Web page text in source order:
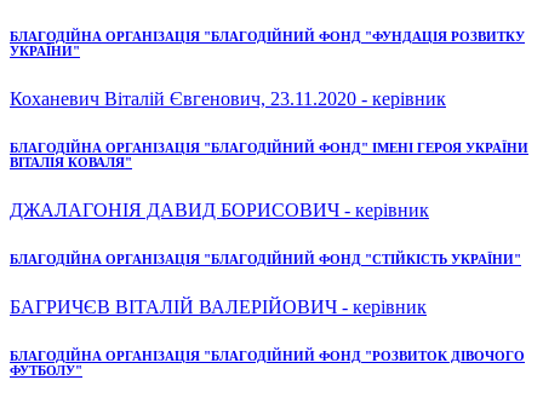
БЛАГОДІЙНА ОРГАНІЗАЦІЯ "БЛАГОДІЙНИЙ ФОНД "ФУНДАЦІЯ РОЗВИТКУ
УКРАЇНИ"
Коханевич Віталій Євгенович, 23.11.2020 - керівник
БЛАГОДІЙНА ОРГАНІЗАЦІЯ "БЛАГОДІЙНИЙ ФОНД" ІМЕНІ ГЕРОЯ УКРАЇНИ
ВІТАЛІЯ КОВАЛЯ"
ДЖАЛАГОНІЯ ДАВИД БОРИСОВИЧ - керівник
БЛАГОДІЙНА ОРГАНІЗАЦІЯ "БЛАГОДІЙНИЙ ФОНД "СТІЙКІСТЬ УКРАЇНИ"
БАГРИЧЄВ ВІТАЛІЙ ВАЛЕРІЙОВИЧ - керівник
БЛАГОДІЙНА ОРГАНІЗАЦІЯ "БЛАГОДІЙНИЙ ФОНД "РОЗВИТОК ДІВОЧОГО
ФУТБОЛУ"